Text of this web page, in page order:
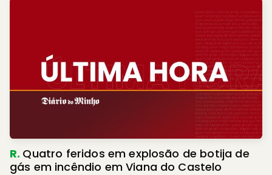
R. Quatro feridos em explosão de botija de
gás em incêndio em Viana do Castelo